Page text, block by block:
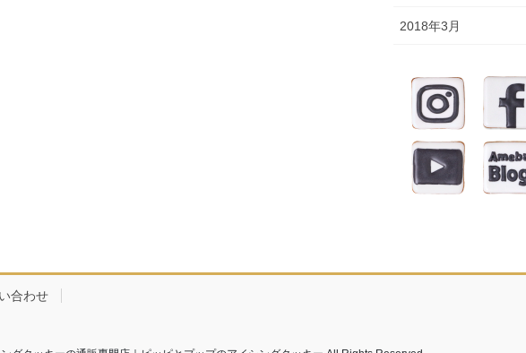
2018年3月
合わせ